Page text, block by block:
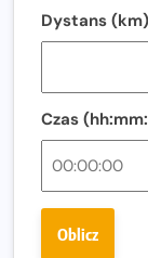
Amazfit
Regeneracja
Ostatnie
Fabrykanta.
wybiera
Dystans
Czas
Oblicz